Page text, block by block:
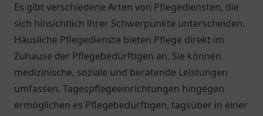
Es gibt verschiedene Arten von Pflegediensten, die
sich hinsichtlich ihrer Schwerpunkte unterscheiden.
Häusliche Pflegedienste bieten Pflege direkt im
Zuhause der Pflegebedürftigen an. Sie können
medizinische, soziale und beratende Leistungen
umfassen. Tagespflegeeinrichtungen hingegen
ermöglichen es Pflegebedürftigen, tagsüber in einer